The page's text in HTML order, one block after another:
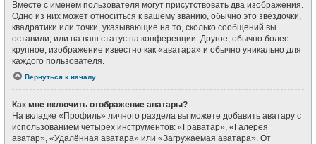
Вместе с именем пользователя могут присутствовать два изображения.
Одно из них может относиться к вашему званию, обычно это звёздочки,
квадратики или точки, указывающие на то, сколько сообщений вы
оставили, или на ваш статус на конференции. Другое, обычно более
крупное, изображение известно как «аватара» и обычно уникально для
каждого пользователя.
Вернуться к началу
Как мне включить отображение аватары?
На вкладке «Профиль» личного раздела вы можете добавить аватару с
использованием четырёх инструментов: «Граватар», «Галерея
аватар», «Удалённая аватара» или «Загружаемая аватара». От